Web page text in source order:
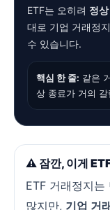
ETF는 오히려 정
대로 기업 거래정
수 있습니다.
핵심 한 줄: 같은
상 종료가 거의 갈
⚠️ 잠깐, 이게
ETF 거래정지는
많지만, 기업 거